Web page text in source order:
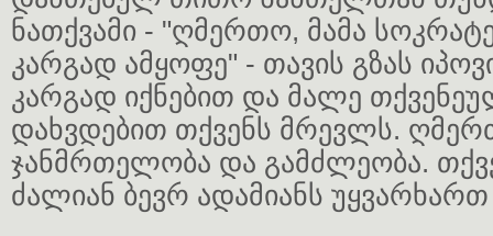
ნათქვამი - "ღმერთო, მამა
კარგად ამყოფე" - თავის გზას
კარგად იქნებით და მალე
დახვდებით თქვენს მრევლს.
ჯანმრთელობა და გამძლეობა.
ძალიან ბევრ ადამიანს